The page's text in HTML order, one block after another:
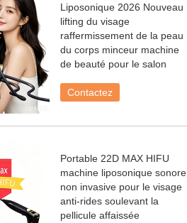
Liposonique 2026 Nouveau
lifting du visage
raffermissement de la peau
du corps minceur machine
de beauté pour le salon
Contactez
Portable 22D MAX HIFU
machine liposonique sonore
non invasive pour le visage
anti-rides soulevant la
pellicule affaissée